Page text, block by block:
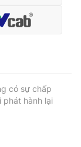
có sự chấp
phát hành lại